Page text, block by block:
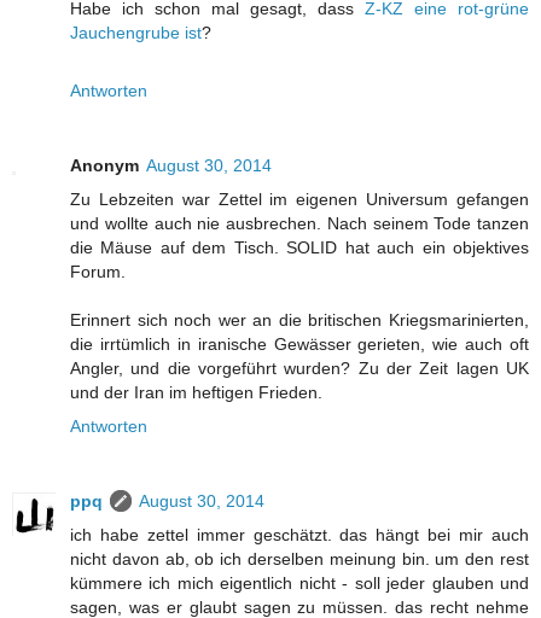
Habe ich schon mal gesagt, dass Z-KZ eine rot-grüne
Jauchengrube ist?
Antworten
Anonym August 30, 2014
Zu Lebzeiten war Zettel im eigenen Universum gefangen
und wollte auch nie ausbrechen. Nach seinem Tode tanzen
die Mäuse auf dem Tisch. SOLID hat auch ein objektives
Forum.
Erinnert sich noch wer an die britischen Kriegsmarinierten,
die irrtümlich in iranische Gewässer gerieten, wie auch oft
Angler, und die vorgeführt wurden? Zu der Zeit lagen UK
und der Iran im heftigen Frieden.
Antworten
ppq
August 30, 2014
ich habe zettel immer geschätzt. das hängt bei mir auch
nicht davon ab, ob ich derselben meinung bin. um den rest
kümmere ich mich eigentlich nicht - soll jeder glauben und
sagen, was er glaubt sagen zu müssen. das recht nehme